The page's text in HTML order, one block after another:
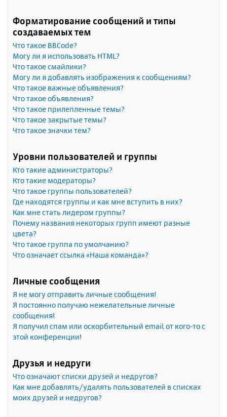
Форматирование сообщений и типы
создаваемых тем
Что такое BBCode?
Могу ли я использовать HTML?
Что такое смайлики?
Могу ли я добавлять изображения к сообщениям?
Что такое важные объявления?
Что такое объявления?
Что такое прилепленные темы?
Что такое закрытые темы?
Что такое значки тем?
Уровни пользователей и группы
Кто такие администраторы?
Кто такие модераторы?
Что такое группы пользователей?
Где находятся группы и как мне вступить в них?
Как мне стать лидером группы?
Почему названия некоторых групп имеют разные
цвета?
Что такое группа по умолчанию?
Что означает ссылка «Наша команда»?
Личные сообщения
Я не могу отправить личные сообщения!
Я постоянно получаю нежелательные личные
сообщения!
Я получил спам или оскорбительный email от кого-то с
этой конференции!
Друзья и недруги
Что означают списки друзей и недругов?
Как мне добавлять/удалять пользователей в списках
моих друзей и недругов?